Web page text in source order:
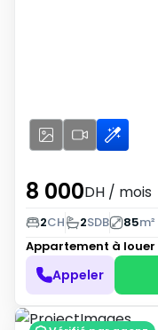
8 000DH / mois
2CH 2SDB 85m²
Appartement à louer
Appeler